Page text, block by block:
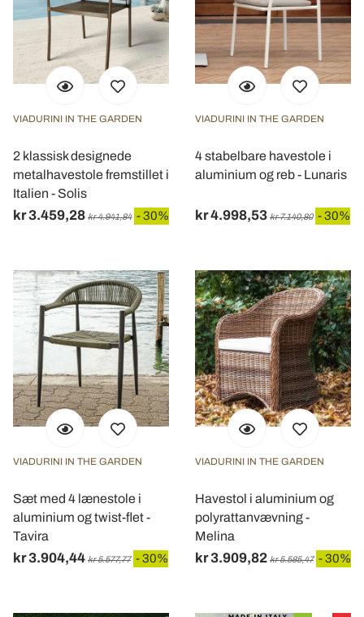
VIADURINI IN THE GARDEN
2 klassisk designede
metalhavestole fremstillet i
Italien - Solis
kr 3.459,28 kr 4.941,84 - 30%
VIADURINI IN THE GARDEN
4 stabelbare havestole i
aluminium og reb - Lunaris
kr 4.998,53 kr 7.140,80 - 30%
VIADURINI IN THE GARDEN
Sæt med 4 lænestole i
aluminium og twist-flet -
Tavira
kr 3.904,44 kr 5.577,77 - 30%
VIADURINI IN THE GARDEN
Havestol i aluminium og
polyrattanvævning -
Melina
kr 3.909,82 kr 5.585,47 - 30%